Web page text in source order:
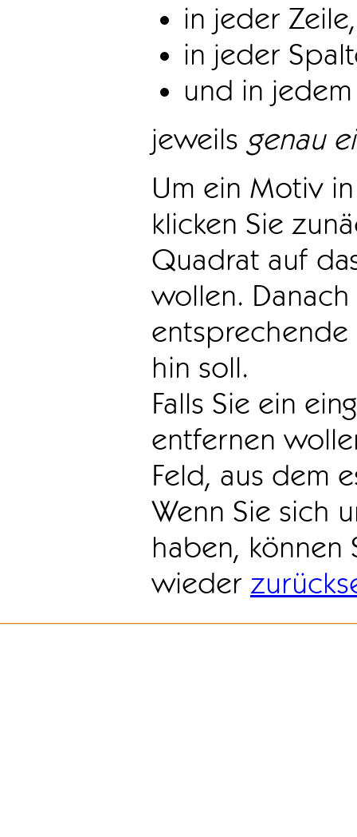
in jeder Zeile,
in jeder
und in
jeweils genau
Um ein Motiv
klicken Sie
Quadrat auf
wollen.
hin soll.
Falls Sie ein
entfernen
Feld, aus dem
Wenn Sie sich
haben, können
wieder